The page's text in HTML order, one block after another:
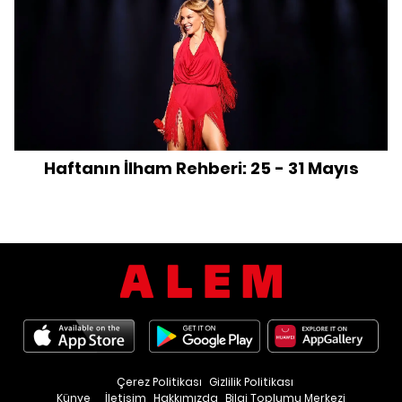
Haftanın İlham Rehberi: 25 - 31 Mayıs
Künye İletişim Hakkımızda Bilgi Toplumu Merkezi
Çerez Politikası Gizlilik Politikası